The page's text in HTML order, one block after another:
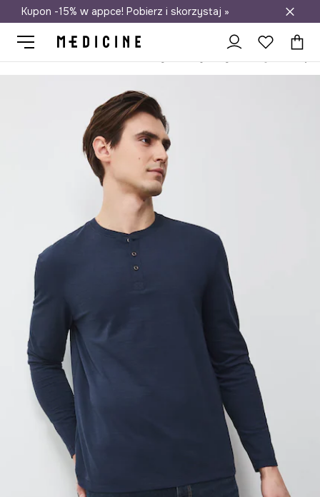
Darmowa dostawa do salonów
Kupon -15% w appce! Pobierz i skorzystaj »